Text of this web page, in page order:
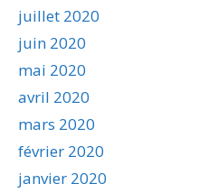
juillet 2020
juin 2020
mai 2020
avril 2020
mars 2020
février 2020
janvier 2020